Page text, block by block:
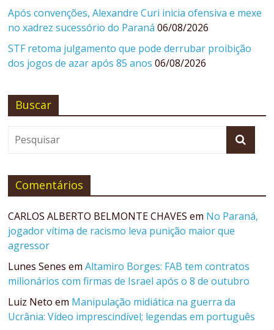
Após convenções, Alexandre Curi inicia ofensiva e mexe
no xadrez sucessório do Paraná 06/08/2026
STF retoma julgamento que pode derrubar proibição
dos jogos de azar após 85 anos 06/08/2026
Buscar
Comentários
CARLOS ALBERTO BELMONTE CHAVES em No Paraná,
jogador vítima de racismo leva punição maior que
agressor
Lunes Senes emAltamiro Borges: FAB tem contratos
milionários com firmas de Israel após o 8 de outubro
Luiz Neto em Manipulação midiática na guerra da
Ucrânia: Vídeo imprescindível; legendas em português